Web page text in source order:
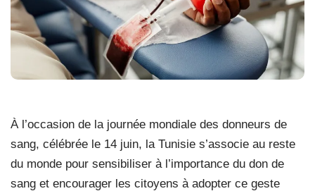
À l’occasion de la journée mondiale des donneurs de
sang, célébrée le 14 juin, la Tunisie s’associe au reste
du monde pour sensibiliser à l’importance du don de
sang et encourager les citoyens à adopter ce geste